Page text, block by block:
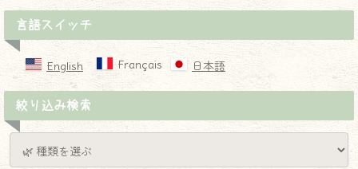
言語スイッチ
English Français 日本語
絞り込み検索